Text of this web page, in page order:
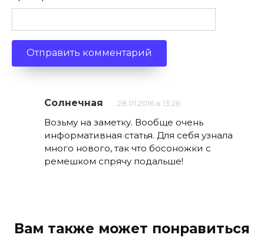
Солнечная 28.01.2016 в 13:26
Возьму на заметку. Вообще очень
информативная статья. Для себя узнала
много нового, так что босоножки с
ремешком спрячу подальше!
Вам также может понравиться